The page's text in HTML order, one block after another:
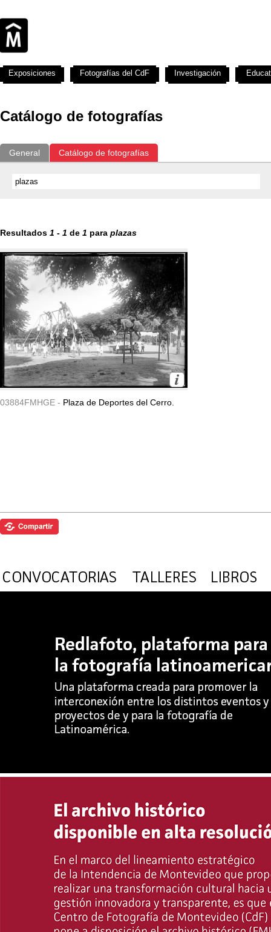
Catálogo de fotografías
General Catálogo de fotografías
Resultados 1 - 1 de 1 para plazas
03884FMHGE - Plaza de Deportes del Cerro.
Exposiciones Fotografías del CdF Investigación